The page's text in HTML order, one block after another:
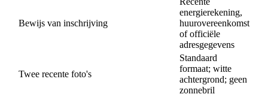
Bewijs van inschrijving
energierekening,
huurovereenkomst
of officiële
adresgegevens
Twee recente foto's
Standaard
formaat; witte
achtergrond; geen
zonnebril